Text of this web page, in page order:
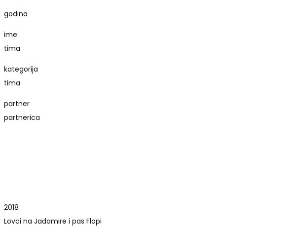
godina
ime
tima
kategorija
tima
partner
partnerica
2018
Lovci na Jadomire i pas Flopi